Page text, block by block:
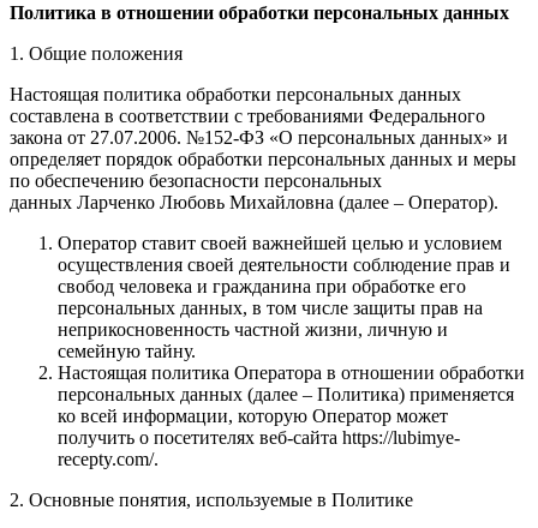
Политика в отношении обработки персональных данных
1. Общие положения
Настоящая политика обработки персональных данных
составлена в соответствии с требованиями Федерального
закона от 27.07.2006. №152-ФЗ «О персональных данных» и
определяет порядок обработки персональных данных и меры
по обеспечению безопасности персональных
данных Ларченко Любовь Михайловна (далее – Оператор).
Оператор ставит своей важнейшей целью и условием
осуществления своей деятельности соблюдение прав и
свобод человека и гражданина при обработке его
персональных данных, в том числе защиты прав на
неприкосновенность частной жизни, личную и
семейную тайну.
Настоящая политика Оператора в отношении обработки
персональных данных (далее – Политика) применяется
ко всей информации, которую Оператор может
получить о посетителях веб-сайта https://lubimye-
recepty.com/.
2. Основные понятия, используемые в Политике